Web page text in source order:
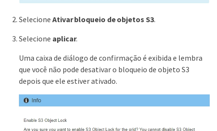
Selecione Ativar bloqueio de objetos S3.
Selecione aplicar.
Uma caixa de diálogo de confirmação é exibida e lembra
que você não pode desativar o bloqueio de objeto S3
depois que ele estiver ativado.